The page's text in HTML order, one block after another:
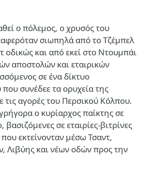
ο πόλεμος, ο χρυσός του
σιωπηλά από το Τζέμπελ
οδικώς και από εκεί στο Ντουμπάι
αποστολών και εταιρικών
σε ένα δίκτυο
συνέδεε τα ορυχεία της
τις αγορές του Περσικού Κόλπου.
ο κυρίαρχος παίκτης σε
βασιζόμενες σε εταιρίες-βιτρίνες
εκτείνονταν μέσω Τσαντ,
Λιβύης και νέων οδών προς την